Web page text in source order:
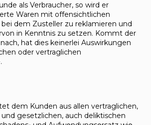
als Verbraucher, so wird er
Waren mit offensichtlichen
dem Zusteller zu reklamieren und
in Kenntnis zu setzen. Kommt der
hat dies keinerlei Auswirkungen
oder vertraglichen
dem Kunden aus allen vertraglichen,
gesetzlichen, auch deliktischen